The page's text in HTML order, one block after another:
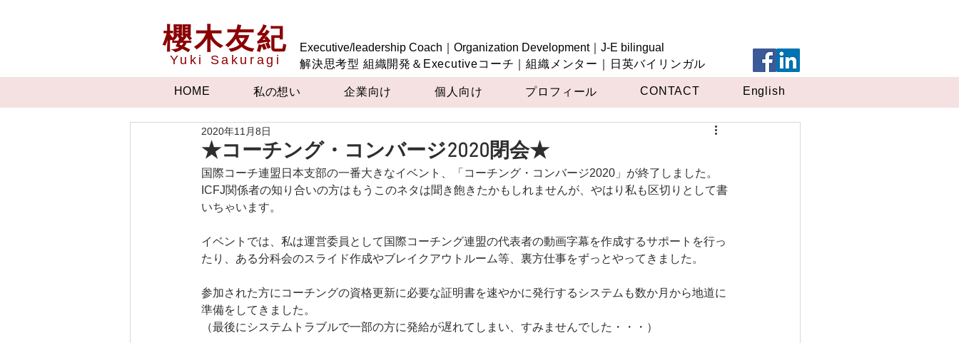
櫻木友紀
Yuki Sakuragi
Executive/leadership Coach｜Organization Development｜J-E bilingual
解決思考型 組織開発＆Executiveコーチ｜組織メンター｜日英バイリンガル
HOME 私の想い 企業向け 個人向け プロフィール CONTACT English
★コーチング・コンバージ2020閉会★
2020年11月8日
国際コーチ連盟日本支部の一番大きなイベント、「コーチング・コンバージ2020」が終了しました。
ICFJ関係者の知り合いの方はもうこのネタは聞き飽きたかもしれませんが、やはり私も区切りとして書
いちゃいます。
イベントでは、私は運営委員として国際コーチング連盟の代表者の動画字幕を作成するサポートを行っ
たり、ある分科会のスライド作成やブレイクアウトルーム等、裏方仕事をずっとやってきました。
参加された方にコーチングの資格更新に必要な証明書を速やかに発行するシステムも数か月から地道に
準備をしてきました。
（最後にシステムトラブルで一部の方に発給が遅れてしまい、すみませんでした・・・）